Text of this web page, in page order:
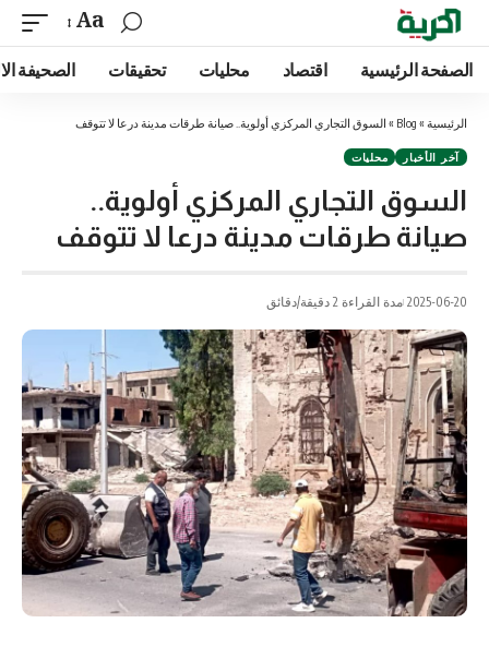
Aa
الصفحة الرئيسية اقتصاد محليات تحقيقات الصحيفة
الرئيسية »
Blog
» السوق التجاري المركزي أولوية.. صيانة طرقات مدينة درعا لا تتوقف
آخر الأخبار محليات
السوق التجاري المركزي أولوية..
صيانة طرقات مدينة درعا لا تتوقف
2025-06-20 مدة القراءة 2 دقيقة/دقائق